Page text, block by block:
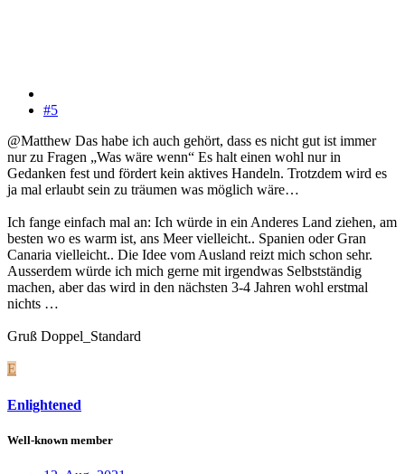
#5
@Matthew Das habe ich auch gehört, dass es nicht gut ist immer
nur zu Fragen „Was wäre wenn“ Es halt einen wohl nur in
Gedanken fest und fördert kein aktives Handeln. Trotzdem wird es
ja mal erlaubt sein zu träumen was möglich wäre…
Ich fange einfach mal an: Ich würde in ein Anderes Land ziehen, am
besten wo es warm ist, ans Meer vielleicht.. Spanien oder Gran
Canaria vielleicht.. Die Idee vom Ausland reizt mich schon sehr.
Ausserdem würde ich mich gerne mit irgendwas Selbstständig
machen, aber das wird in den nächsten 3-4 Jahren wohl erstmal
nichts …
Gruß Doppel_Standard
E
Enlightened
Well-known member